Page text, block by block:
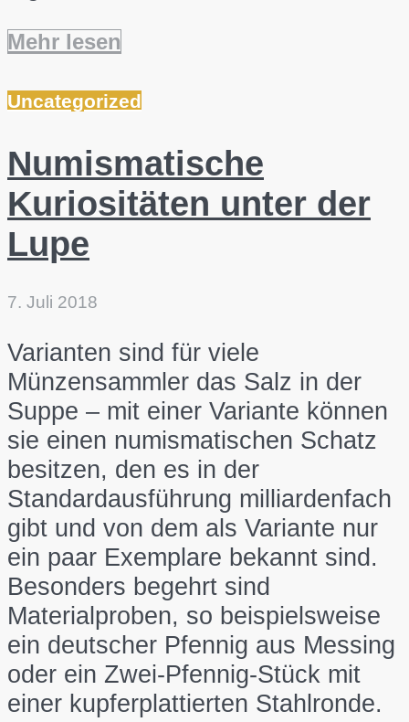
Mehr lesen
Uncategorized
Numismatische
Kuriositäten unter der
Lupe
7. Juli 2018
Varianten sind für viele
Münzensammler das Salz in der
Suppe – mit einer Variante können
sie einen numismatischen Schatz
besitzen, den es in der
Standardausführung milliardenfach
gibt und von dem als Variante nur
ein paar Exemplare bekannt sind.
Besonders begehrt sind
Materialproben, so beispielsweise
ein deutscher Pfennig aus Messing
oder ein Zwei-Pfennig-Stück mit
einer kupferplattierten Stahlronde.